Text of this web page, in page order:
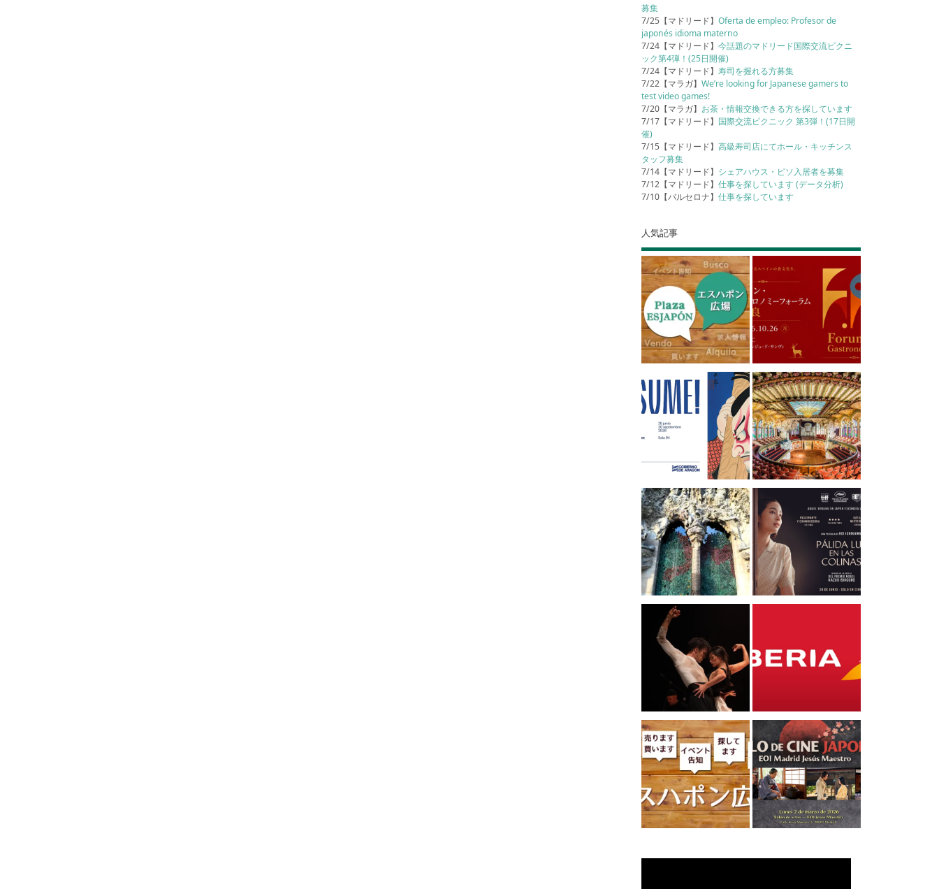
募集
7/25【マドリード】Oferta de empleo: Profesor de
japonés idioma materno
7/24【マドリード】今話題のマドリード国際交流ピクニ
ック第4弾！(25日開催)
7/24【マドリード】寿司を握れる方募集
7/22【マラガ】We’re looking for Japanese gamers to
test video games!
7/20【マラガ】 お茶・情報交換できる方を探しています
7/17【マドリード】 国際交流ピクニック 第3弾！(17日開
催)
7/15【マドリード】高級寿司店にてホール・キッチンス
タッフ募集
7/14【マドリード】 シェアハウス・ピソ入居者を募集
7/12【マドリード】仕事を探しています (データ分析)
7/10【バルセロナ】仕事を探しています
人気記事